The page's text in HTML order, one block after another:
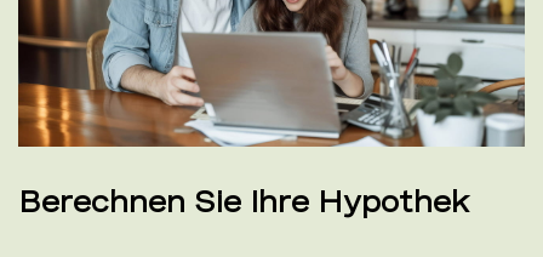
Berechnen Sie Ihre Hypothek